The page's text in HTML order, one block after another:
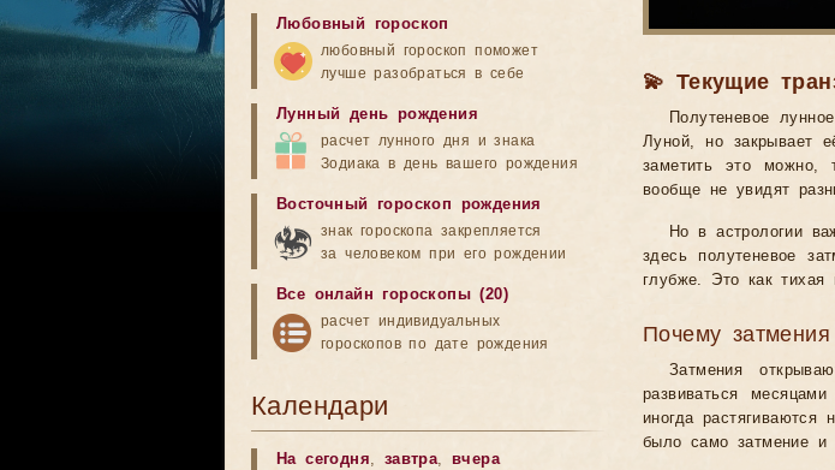
💫 Текущие
Полутеневое
Луной, но закрывает
заметить это можно,
вообще не увидят
Но в астрологии
здесь полутеневое
глубже. Это как
Почему
Затмения
развиваться
иногда
было само затмение и
Любовный гороскоп
любовный гороскоп поможет
лучше разобраться в себе
Лунный день рождения
расчет лунного дня и знака
Зодиака в день вашего рождения
Восточный гороскоп рождения
знак гороскопа закрепляется
за человеком при его рождении
Все онлайн гороскопы (20)
расчет индивидуальных
гороскопов по дате рождения
Календари
На сегодня, завтра,вчера